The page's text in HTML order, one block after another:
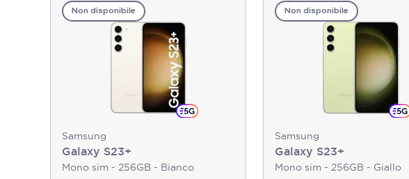
Non disponibile
Samsung
Galaxy S23+
Mono sim - 256GB - Bianco
Non disponibile
Samsung
Galaxy S23+
Mono sim - 256GB - Giallo